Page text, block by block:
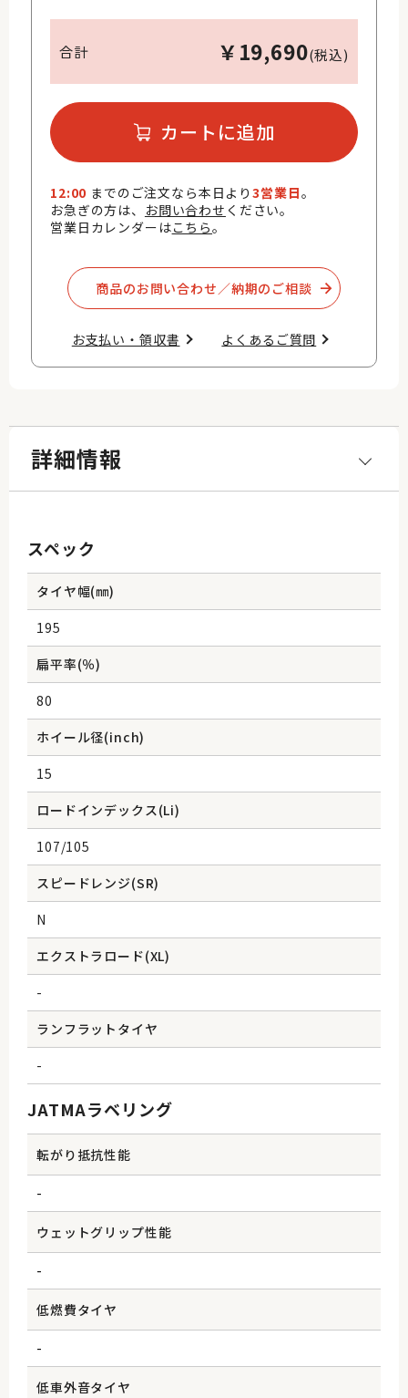
合計 ￥ 19,690(税込)
カートに追加
12:00 までのご注文なら本日より3営業日。
お急ぎの方は、 お問い合わせ ください。
営業日カレンダーはこちら。
商品のお問い合わせ／納期のご相談​
お支払い・領収書​ よくあるご質問​
詳細情報
スペック
タイヤ幅(㎜)
195
扁平率(％)
80
ホイール径(inch)
15
ロードインデックス(Li)
107/105
スピードレンジ(SR)
N
エクストラロード(XL)
-
ランフラットタイヤ
-
JATMAラベリング
転がり抵抗性能
-
ウェットグリップ性能
-
低燃費タイヤ
-
低車外音タイヤ